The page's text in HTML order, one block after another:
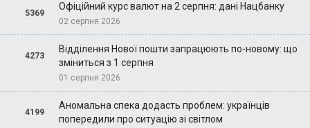
5369
Офіційний курс валют на 2 серпня: дані Нацбанку
02 серпня 2026
4273
Відділення Нової пошти запрацюють по-новому: що
зміниться з 1 серпня
01 серпня 2026
4199
Аномальна спека додасть проблем: українців
попередили про ситуацію зі світлом